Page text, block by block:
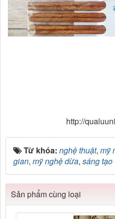
http://
Từ khóa: nghệ thuật, mỹ
gian, mỹ nghệ dừa, sáng tạo
Sản phẩm cùng loại